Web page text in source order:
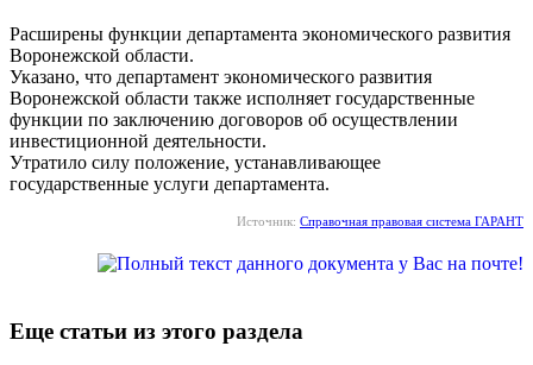
Расширены функции департамента экономического развития
Воронежской области.
Указано, что департамент экономического развития
Воронежской области также исполняет государственные
функции по заключению договоров об осуществлении
инвестиционной деятельности.
Утратило силу положение, устанавливающее
государственные услуги департамента.
Источник: Справочная правовая система ГАРАНТ
Еще статьи из этого раздела